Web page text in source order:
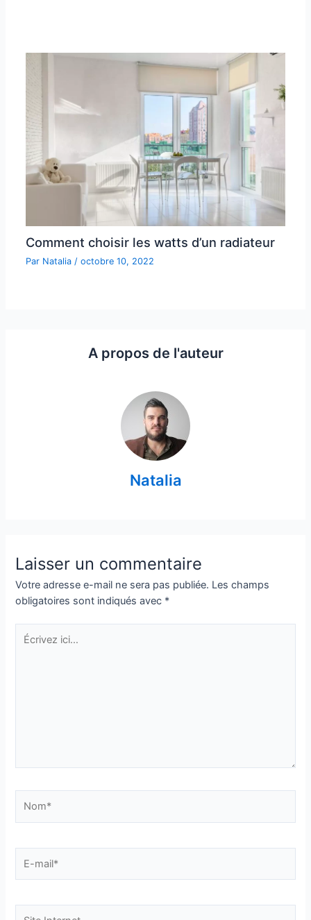
Comment choisir les watts d’un radiateur
Par Natalia /octobre 10, 2022
A propos de l'auteur
Natalia
Laisser un commentaire
Votre adresse e-mail ne sera pas publiée. Les champs
obligatoires sont indiqués avec *
Écrivez
ici…
mail*